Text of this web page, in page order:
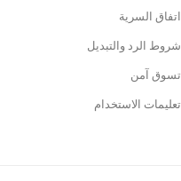
اتفاق السرية
شروط الرد والتبديل
تسوق آمن
تعليمات الاستخدام